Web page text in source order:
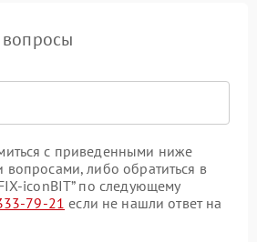
вопросы
с приведенными ниже
вопросами, либо обратиться в
iconBIT” по следующему
79-21 если не нашли ответ на